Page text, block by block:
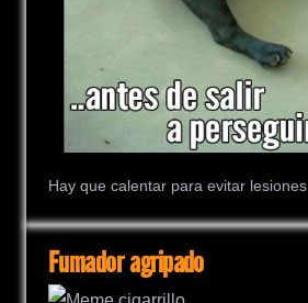
Hay que calentar para evitar lesiones
Fumador agripado